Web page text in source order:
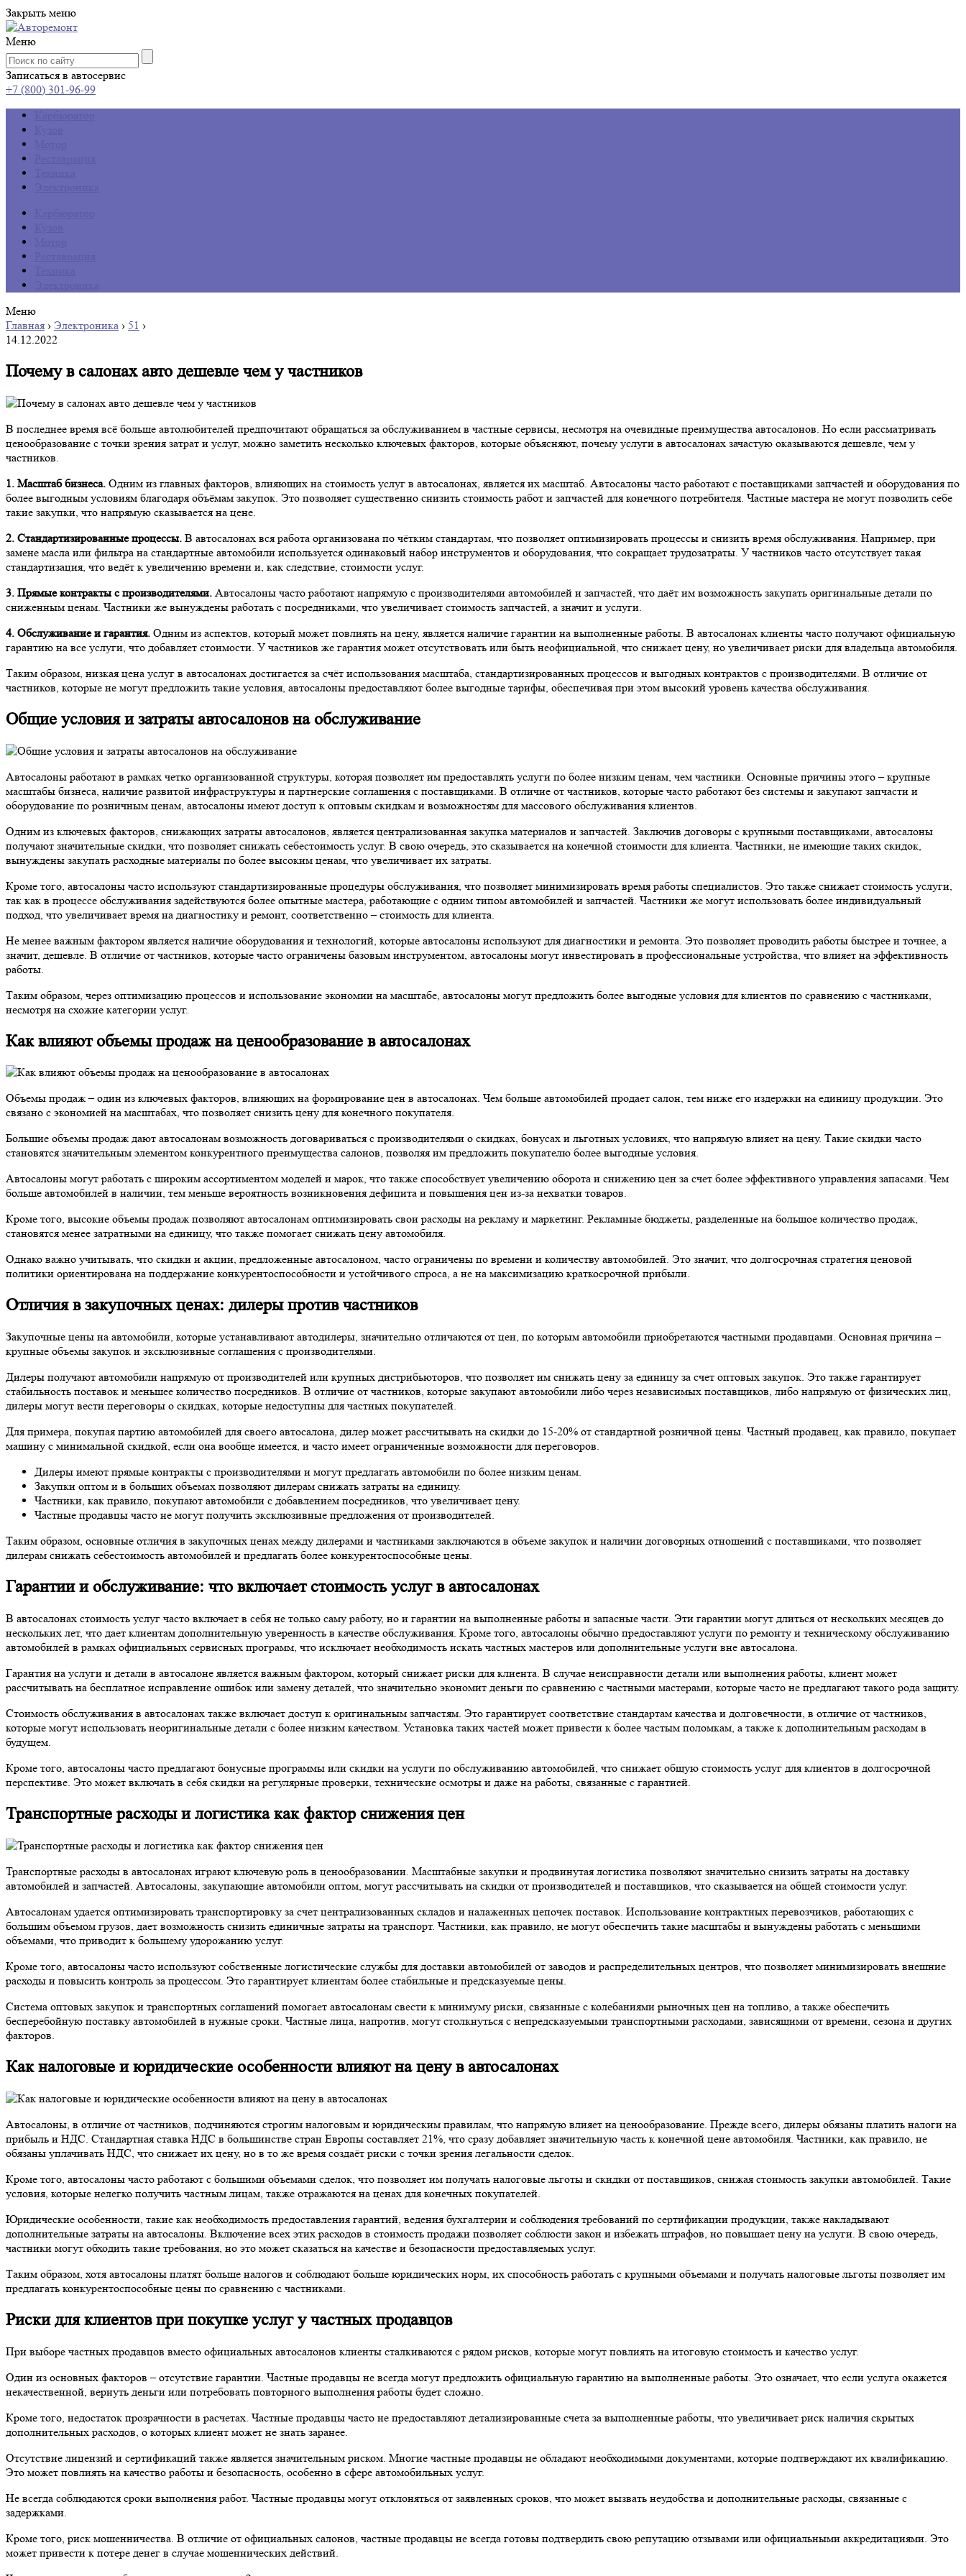
Закрыть меню
Меню
Записаться в автосервис
+7 (800) 301-96-99
Меню
Главная › Электроника › 51 ›
14.12.2022
Почему в салонах авто дешевле чем у частников
В последнее время всё больше автолюбителей предпочитают обращаться за обслуживанием в частные сервисы, несмотря на очевидные преимущества автосалонов. Но если рассматривать
ценообразование с точки зрения затрат и услуг, можно заметить несколько ключевых факторов, которые объясняют, почему услуги в автосалонах зачастую оказываются дешевле, чем у
частников.
1. Масштаб бизнеса. Одним из главных факторов, влияющих на стоимость услуг в автосалонах, является их масштаб. Автосалоны часто работают с поставщиками запчастей и оборудования по
более выгодным условиям благодаря объёмам закупок. Это позволяет существенно снизить стоимость работ и запчастей для конечного потребителя. Частные мастера не могут позволить себе
такие закупки, что напрямую сказывается на цене.
2. Стандартизированные процессы. В автосалонах вся работа организована по чётким стандартам, что позволяет оптимизировать процессы и снизить время обслуживания. Например, при
замене масла или фильтра на стандартные автомобили используется одинаковый набор инструментов и оборудования, что сокращает трудозатраты. У частников часто отсутствует такая
стандартизация, что ведёт к увеличению времени и, как следствие, стоимости услуг.
3. Прямые контракты с производителями. Автосалоны часто работают напрямую с производителями автомобилей и запчастей, что даёт им возможность закупать оригинальные детали по
сниженным ценам. Частники же вынуждены работать с посредниками, что увеличивает стоимость запчастей, а значит и услуги.
4. Обслуживание и гарантия. Одним из аспектов, который может повлиять на цену, является наличие гарантии на выполненные работы. В автосалонах клиенты часто получают официальную
гарантию на все услуги, что добавляет стоимости. У частников же гарантия может отсутствовать или быть неофициальной, что снижает цену, но увеличивает риски для владельца автомобиля.
Таким образом, низкая цена услуг в автосалонах достигается за счёт использования масштаба, стандартизированных процессов и выгодных контрактов с производителями. В отличие от
частников, которые не могут предложить такие условия, автосалоны предоставляют более выгодные тарифы, обеспечивая при этом высокий уровень качества обслуживания.
Общие условия и затраты автосалонов на обслуживание
Автосалоны работают в рамках четко организованной структуры, которая позволяет им предоставлять услуги по более низким ценам, чем частники. Основные причины этого – крупные
масштабы бизнеса, наличие развитой инфраструктуры и партнерские соглашения с поставщиками. В отличие от частников, которые часто работают без системы и закупают запчасти и
оборудование по розничным ценам, автосалоны имеют доступ к оптовым скидкам и возможностям для массового обслуживания клиентов.
Одним из ключевых факторов, снижающих затраты автосалонов, является централизованная закупка материалов и запчастей. Заключив договоры с крупными поставщиками, автосалоны
получают значительные скидки, что позволяет снижать себестоимость услуг. В свою очередь, это сказывается на конечной стоимости для клиента. Частники, не имеющие таких скидок,
вынуждены закупать расходные материалы по более высоким ценам, что увеличивает их затраты.
Кроме того, автосалоны часто используют стандартизированные процедуры обслуживания, что позволяет минимизировать время работы специалистов. Это также снижает стоимость услуги,
так как в процессе обслуживания задействуются более опытные мастера, работающие с одним типом автомобилей и запчастей. Частники же могут использовать более индивидуальный
подход, что увеличивает время на диагностику и ремонт, соответственно – стоимость для клиента.
Не менее важным фактором является наличие оборудования и технологий, которые автосалоны используют для диагностики и ремонта. Это позволяет проводить работы быстрее и точнее, а
значит, дешевле. В отличие от частников, которые часто ограничены базовым инструментом, автосалоны могут инвестировать в профессиональные устройства, что влияет на эффективность
работы.
Таким образом, через оптимизацию процессов и использование экономии на масштабе, автосалоны могут предложить более выгодные условия для клиентов по сравнению с частниками,
несмотря на схожие категории услуг.
Как влияют объемы продаж на ценообразование в автосалонах
Объемы продаж – один из ключевых факторов, влияющих на формирование цен в автосалонах. Чем больше автомобилей продает салон, тем ниже его издержки на единицу продукции. Это
связано с экономией на масштабах, что позволяет снизить цену для конечного покупателя.
Большие объемы продаж дают автосалонам возможность договариваться с производителями о скидках, бонусах и льготных условиях, что напрямую влияет на цену. Такие скидки часто
становятся значительным элементом конкурентного преимущества салонов, позволяя им предложить покупателю более выгодные условия.
Автосалоны могут работать с широким ассортиментом моделей и марок, что также способствует увеличению оборота и снижению цен за счет более эффективного управления запасами. Чем
больше автомобилей в наличии, тем меньше вероятность возникновения дефицита и повышения цен из-за нехватки товаров.
Кроме того, высокие объемы продаж позволяют автосалонам оптимизировать свои расходы на рекламу и маркетинг. Рекламные бюджеты, разделенные на большое количество продаж,
становятся менее затратными на единицу, что также помогает снижать цену автомобиля.
Однако важно учитывать, что скидки и акции, предложенные автосалоном, часто ограничены по времени и количеству автомобилей. Это значит, что долгосрочная стратегия ценовой
политики ориентирована на поддержание конкурентоспособности и устойчивого спроса, а не на максимизацию краткосрочной прибыли.
Отличия в закупочных ценах: дилеры против частников
Закупочные цены на автомобили, которые устанавливают автодилеры, значительно отличаются от цен, по которым автомобили приобретаются частными продавцами. Основная причина –
крупные объемы закупок и эксклюзивные соглашения с производителями.
Дилеры получают автомобили напрямую от производителей или крупных дистрибьюторов, что позволяет им снижать цену за единицу за счет оптовых закупок. Это также гарантирует
стабильность поставок и меньшее количество посредников. В отличие от частников, которые закупают автомобили либо через независимых поставщиков, либо напрямую от физических лиц,
дилеры могут вести переговоры о скидках, которые недоступны для частных покупателей.
Для примера, покупая партию автомобилей для своего автосалона, дилер может рассчитывать на скидки до 15-20% от стандартной розничной цены. Частный продавец, как правило, покупает
машину с минимальной скидкой, если она вообще имеется, и часто имеет ограниченные возможности для переговоров.
Дилеры имеют прямые контракты с производителями и могут предлагать автомобили по более низким ценам.
Закупки оптом и в больших объемах позволяют дилерам снижать затраты на единицу.
Частники, как правило, покупают автомобили с добавлением посредников, что увеличивает цену.
Частные продавцы часто не могут получить эксклюзивные предложения от производителей.
Таким образом, основные отличия в закупочных ценах между дилерами и частниками заключаются в объеме закупок и наличии договорных отношений с поставщиками, что позволяет
дилерам снижать себестоимость автомобилей и предлагать более конкурентоспособные цены.
Гарантии и обслуживание: что включает стоимость услуг в автосалонах
В автосалонах стоимость услуг часто включает в себя не только саму работу, но и гарантии на выполненные работы и запасные части. Эти гарантии могут длиться от нескольких месяцев до
нескольких лет, что дает клиентам дополнительную уверенность в качестве обслуживания. Кроме того, автосалоны обычно предоставляют услуги по ремонту и техническому обслуживанию
автомобилей в рамках официальных сервисных программ, что исключает необходимость искать частных мастеров или дополнительные услуги вне автосалона.
Гарантия на услуги и детали в автосалоне является важным фактором, который снижает риски для клиента. В случае неисправности детали или выполнения работы, клиент может
рассчитывать на бесплатное исправление ошибок или замену деталей, что значительно экономит деньги по сравнению с частными мастерами, которые часто не предлагают такого рода защиту.
Стоимость обслуживания в автосалонах также включает доступ к оригинальным запчастям. Это гарантирует соответствие стандартам качества и долговечности, в отличие от частников,
которые могут использовать неоригинальные детали с более низким качеством. Установка таких частей может привести к более частым поломкам, а также к дополнительным расходам в
будущем.
Кроме того, автосалоны часто предлагают бонусные программы или скидки на услуги по обслуживанию автомобилей, что снижает общую стоимость услуг для клиентов в долгосрочной
перспективе. Это может включать в себя скидки на регулярные проверки, технические осмотры и даже на работы, связанные с гарантией.
Транспортные расходы и логистика как фактор снижения цен
Транспортные расходы в автосалонах играют ключевую роль в ценообразовании. Масштабные закупки и продвинутая логистика позволяют значительно снизить затраты на доставку
автомобилей и запчастей. Автосалоны, закупающие автомобили оптом, могут рассчитывать на скидки от производителей и поставщиков, что сказывается на общей стоимости услуг.
Автосалонам удается оптимизировать транспортировку за счет централизованных складов и налаженных цепочек поставок. Использование контрактных перевозчиков, работающих с
большим объемом грузов, дает возможность снизить единичные затраты на транспорт. Частники, как правило, не могут обеспечить такие масштабы и вынуждены работать с меньшими
объемами, что приводит к большему удорожанию услуг.
Кроме того, автосалоны часто используют собственные логистические службы для доставки автомобилей от заводов и распределительных центров, что позволяет минимизировать внешние
расходы и повысить контроль за процессом. Это гарантирует клиентам более стабильные и предсказуемые цены.
Система оптовых закупок и транспортных соглашений помогает автосалонам свести к минимуму риски, связанные с колебаниями рыночных цен на топливо, а также обеспечить
бесперебойную поставку автомобилей в нужные сроки. Частные лица, напротив, могут столкнуться с непредсказуемыми транспортными расходами, зависящими от времени, сезона и других
факторов.
Как налоговые и юридические особенности влияют на цену в автосалонах
Автосалоны, в отличие от частников, подчиняются строгим налоговым и юридическим правилам, что напрямую влияет на ценообразование. Прежде всего, дилеры обязаны платить налоги на
прибыль и НДС. Стандартная ставка НДС в большинстве стран Европы составляет 21%, что сразу добавляет значительную часть к конечной цене автомобиля. Частники, как правило, не
обязаны уплачивать НДС, что снижает их цену, но в то же время создаёт риски с точки зрения легальности сделок.
Кроме того, автосалоны часто работают с большими объемами сделок, что позволяет им получать налоговые льготы и скидки от поставщиков, снижая стоимость закупки автомобилей. Такие
условия, которые нелегко получить частным лицам, также отражаются на ценах для конечных покупателей.
Юридические особенности, такие как необходимость предоставления гарантий, ведения бухгалтерии и соблюдения требований по сертификации продукции, также накладывают
дополнительные затраты на автосалоны. Включение всех этих расходов в стоимость продажи позволяет соблюсти закон и избежать штрафов, но повышает цену на услуги. В свою очередь,
частники могут обходить такие требования, но это может сказаться на качестве и безопасности предоставляемых услуг.
Таким образом, хотя автосалоны платят больше налогов и соблюдают больше юридических норм, их способность работать с крупными объемами и получать налоговые льготы позволяет им
предлагать конкурентоспособные цены по сравнению с частниками.
Риски для клиентов при покупке услуг у частных продавцов
При выборе частных продавцов вместо официальных автосалонов клиенты сталкиваются с рядом рисков, которые могут повлиять на итоговую стоимость и качество услуг.
Один из основных факторов – отсутствие гарантии. Частные продавцы не всегда могут предложить официальную гарантию на выполненные работы. Это означает, что если услуга окажется
некачественной, вернуть деньги или потребовать повторного выполнения работы будет сложно.
Кроме того, недостаток прозрачности в расчетах. Частные продавцы часто не предоставляют детализированные счета за выполненные работы, что увеличивает риск наличия скрытых
дополнительных расходов, о которых клиент может не знать заранее.
Отсутствие лицензий и сертификаций также является значительным риском. Многие частные продавцы не обладают необходимыми документами, которые подтверждают их квалификацию.
Это может повлиять на качество работы и безопасность, особенно в сфере автомобильных услуг.
Не всегда соблюдаются сроки выполнения работ. Частные продавцы могут отклоняться от заявленных сроков, что может вызвать неудобства и дополнительные расходы, связанные с
задержками.
Кроме того, риск мошенничества. В отличие от официальных салонов, частные продавцы не всегда готовы подтвердить свою репутацию отзывами или официальными аккредитациями. Это
может привести к потере денег в случае мошеннических действий.